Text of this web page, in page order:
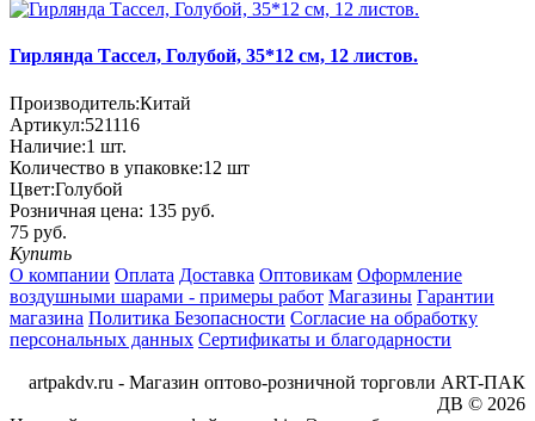
Гирлянда Тассел, Голубой, 35*12 см, 12 листов.
Производитель:Китай
Артикул:521116
Наличие:1 шт.
Количество в упаковке:12 шт
Цвет:Голубой
Розничная цена: 135 руб.
75 руб.
Купить
О компании Оплата Доставка Оптовикам Оформление
воздушными шарами - примеры работ Магазины Гарантии
магазина Политика Безопасности Согласие на обработку
персональных данных Сертификаты и благодарности
artpakdv.ru - Магазин оптово-розничной торговли ART-ПАК
ДВ © 2026